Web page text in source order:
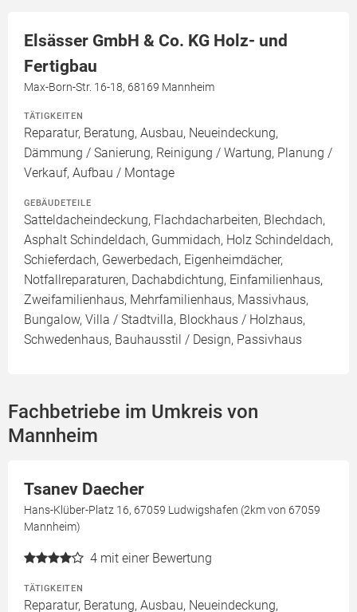
Elsässer GmbH & Co. KG Holz- und
Fertigbau
Max-Born-Str. 16-18, 68169 Mannheim
TÄTIGKEITEN
Reparatur, Beratung, Ausbau, Neueindeckung,
Dämmung / Sanierung, Reinigung / Wartung, Planung /
Verkauf, Aufbau / Montage
GEBÄUDETEILE
Satteldacheindeckung, Flachdacharbeiten, Blechdach,
Asphalt Schindeldach, Gummidach, Holz Schindeldach,
Schieferdach, Gewerbedach, Eigenheimdächer,
Notfallreparaturen, Dachabdichtung, Einfamilienhaus,
Zweifamilienhaus, Mehrfamilienhaus, Massivhaus,
Bungalow, Villa / Stadtvilla, Blockhaus / Holzhaus,
Schwedenhaus, Bauhausstil / Design, Passivhaus
Fachbetriebe im Umkreis von
Mannheim
Tsanev Daecher
Hans-Klüber-Platz 16, 67059 Ludwigshafen (2km von 67059
Mannheim)
4 mit einer Bewertung
TÄTIGKEITEN
Reparatur, Beratung, Ausbau, Neueindeckung,